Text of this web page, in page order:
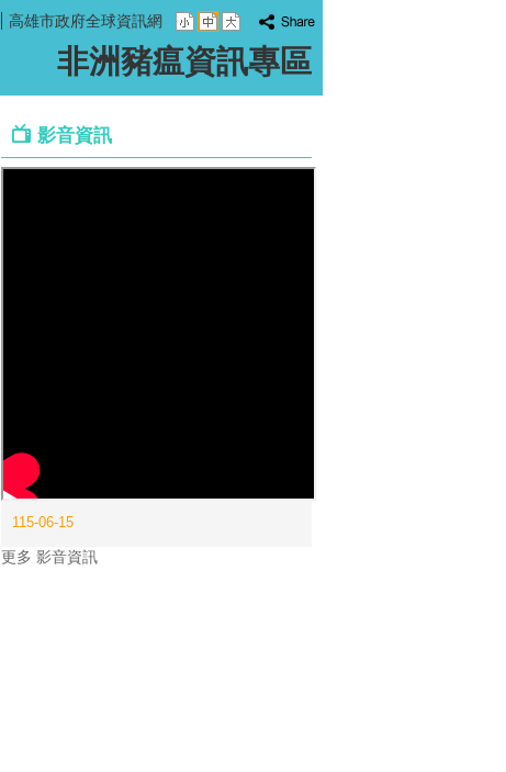
高雄市政府全球資訊網
非洲豬瘟資訊專區
影音資訊
115-06-15
更多 影音資訊